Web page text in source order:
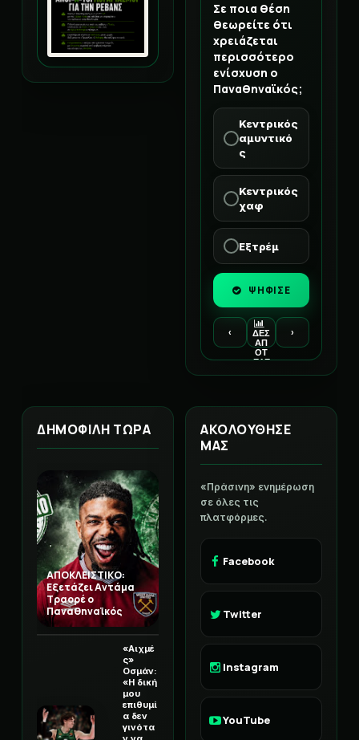
Σε ποια θέση
θεωρείτε ότι
χρειάζεται
περισσότερο
ενίσχυση ο
Παναθηναϊκός;
Κεντρικός
αμυντικό
ς
Κεντρικός
χαφ
Εξτρέμ
ΨΗΦΙΣΕ
‹
ΔΕΣ
ΑΠ
ΟΤ
ΕΛΕ
›
ΔΗΜΟΦΙΛΗ ΤΩΡΑ
ΑΠΟΚΛΕΙΣΤΙΚΟ:
Εξετάζει Αντάμα
Τραορέ ο
Παναθηναϊκός
«Αιχμέ
ς»
Οσμάν:
«Η δική
μου
επιθυμί
α δεν
γινότα
ΑΚΟΛΟΥΘΗΣΕ
ΜΑΣ
«Πράσινη» ενημέρωση
σε όλες τις
πλατφόρμες.
Facebook
Twitter
Instagram
YouTube